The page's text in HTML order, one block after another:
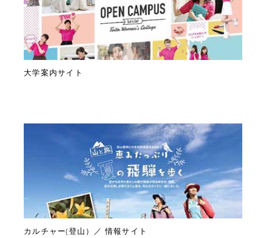
大学案内サイト
カルチャー(登山）／ 情報サイト